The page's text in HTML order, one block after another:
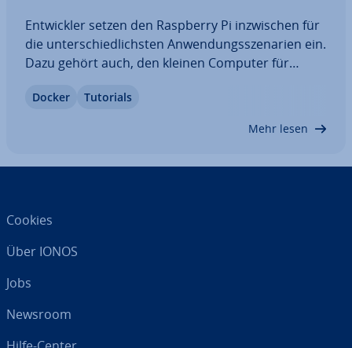
Ent­wick­ler setzen den Raspberry Pi in­zwi­schen für
die un­ter­schied­lichs­ten An­wen­dungs­sze­na­ri­en ein.
Dazu gehört auch, den kleinen Computer für
Raspberry Pi mit­ein­an­der zu verbinden, hat gleich
Docker Tutorials
Mehr lesen
Cookies
Über IONOS
Jobs
Newsroom